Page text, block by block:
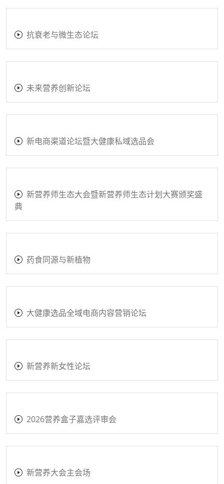
抗衰老与微生态论坛
未来营养创新论坛
新电商渠道论坛暨大健康私域选品会
新营养师生态大会暨新营养师生态计划大赛颁奖盛
典
药食同源与新植物
大健康选品全域电商内容营销论坛
新营养新女性论坛
2026营养盒子嘉选评审会
新营养大会主会场